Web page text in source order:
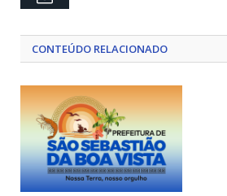
CONTEÚDO RELACIONADO